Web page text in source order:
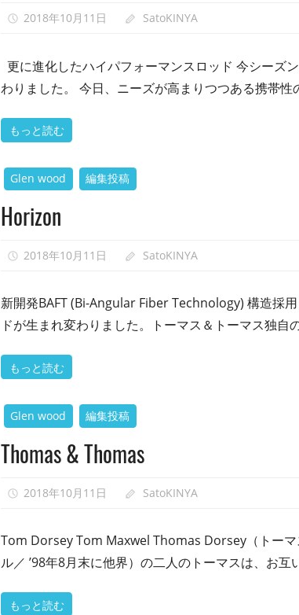
2018年10月11日 SatoKINYA
更に進化したハイパフォーマンスロッド 今シーズ
わりました。 今日、ニーズが高まりつつある携帯
もっと読む
Glen wood 編集投稿
Horizon
2018年10月11日 SatoKINYA
新開発BAFT (Bi-Angular Fiber Technology) 構造採
ドが生まれ変わりました。トーマス＆トーマス独自
もっと読む
Glen wood 編集投稿
Thomas & Thomas
2018年10月11日 SatoKINYA
Tom Dorsey Tom Maxwel Thomas Dorsey（トー
ル／ ’98年8月末に他界）の二人のトーマスは、お互
もっと読む